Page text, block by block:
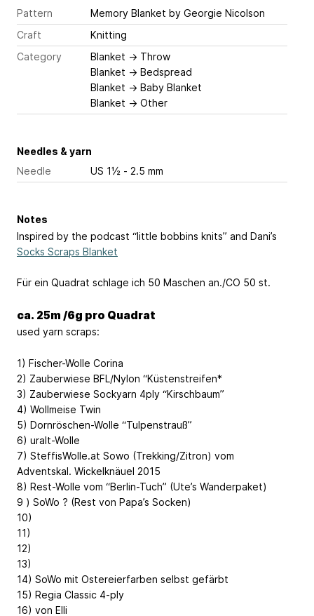
Pattern
Memory Blanket by Georgie Nicolson
Craft
Knitting
Category
Blanket → Throw
Blanket → Bedspread
Blanket → Baby Blanket
Blanket → Other
Needles & yarn
Needle
US 1½ - 2.5 mm
Notes
Inspired by the podcast “little bobbins knits” and Dani’s
Socks Scraps Blanket
Für ein Quadrat schlage ich 50 Maschen an./CO 50 st.
ca. 25m /6g pro Quadrat
used yarn scraps:
1) Fischer-Wolle Corina
2) Zauberwiese BFL/Nylon “Küstenstreifen*
3) Zauberwiese Sockyarn 4ply “Kirschbaum”
4) Wollmeise Twin
5) Dornröschen-Wolle “Tulpenstrauß”
6) uralt-Wolle
7) SteffisWolle.at Sowo (Trekking/Zitron) vom
Adventskal. Wickelknäuel 2015
8) Rest-Wolle vom “Berlin-Tuch” (Ute’s Wanderpaket)
9 ) SoWo ? (Rest von Papa’s Socken)
10)
11)
12)
13)
14) SoWo mit Ostereierfarben selbst gefärbt
15) Regia Classic 4-ply
16) von Elli